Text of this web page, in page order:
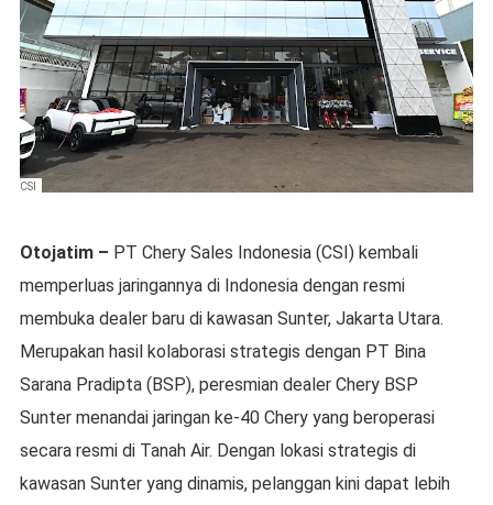
CSI
Otojatim – PT Chery Sales Indonesia (CSI) kembali
memperluas jaringannya di Indonesia dengan resmi
membuka dealer baru di kawasan Sunter, Jakarta Utara.
Merupakan hasil kolaborasi strategis dengan PT Bina
Sarana Pradipta (BSP), peresmian dealer Chery BSP
Sunter menandai jaringan ke-40 Chery yang beroperasi
secara resmi di Tanah Air. Dengan lokasi strategis di
kawasan Sunter yang dinamis, pelanggan kini dapat lebih